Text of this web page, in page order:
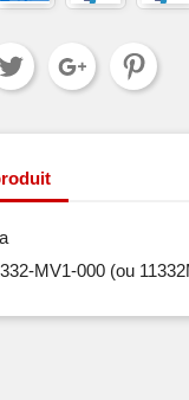
MV1-000 (ou